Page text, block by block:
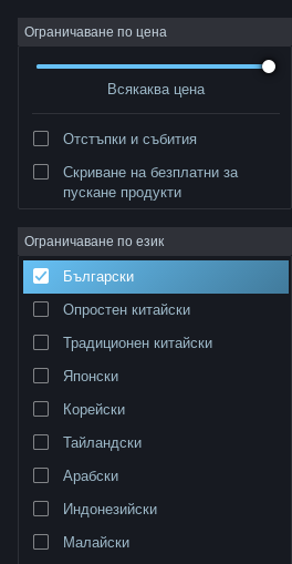
Вписване
Относно
Поддръжка
Смяна на езика
Ограничаване по цена
Всякаква цена
Отстъпки и събития
Скриване на безплатни за
пускане продукти
Ограничаване по език
Български
Опростен китайски
Традиционен китайски
Японски
Корейски
Тайландски
Арабски
Индонезийски
Малайски
Разработчик: Architectura
Сортиране по Съответстване
0 резултата съответстват на търсенето Ви.
1 заглавие беше изключено спрямо